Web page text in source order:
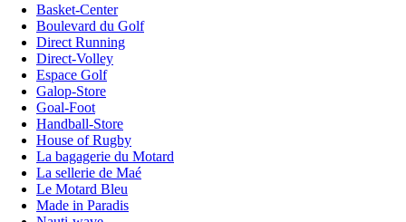
Basket-Center
Boulevard du Golf
Direct Running
Direct-Volley
Espace Golf
Galop-Store
Goal-Foot
Handball-Store
House of Rugby
La bagagerie du Motard
La sellerie de Maé
Le Motard Bleu
Made in Paradis